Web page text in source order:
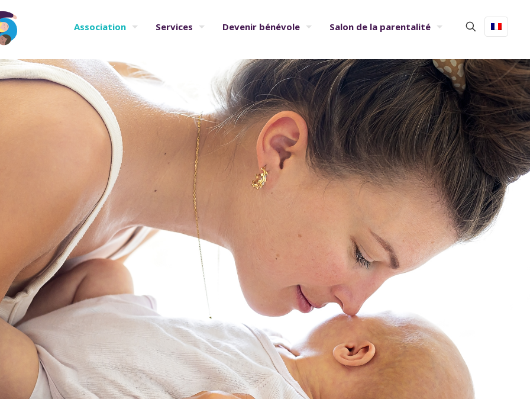
Association Services Devenir bénévole Salon de la parentalité